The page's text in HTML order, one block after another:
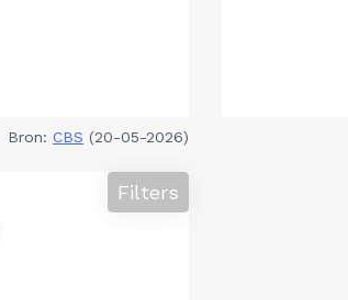
Bron: CBS (20-05-2026)
Filters